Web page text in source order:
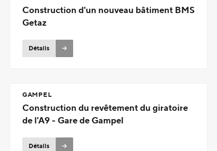
Construction d'un nouveau bâtiment BMS
Getaz
Détails
GAMPEL
Construction du revêtement du giratoire
de l'A9 - Gare de Gampel
Détails